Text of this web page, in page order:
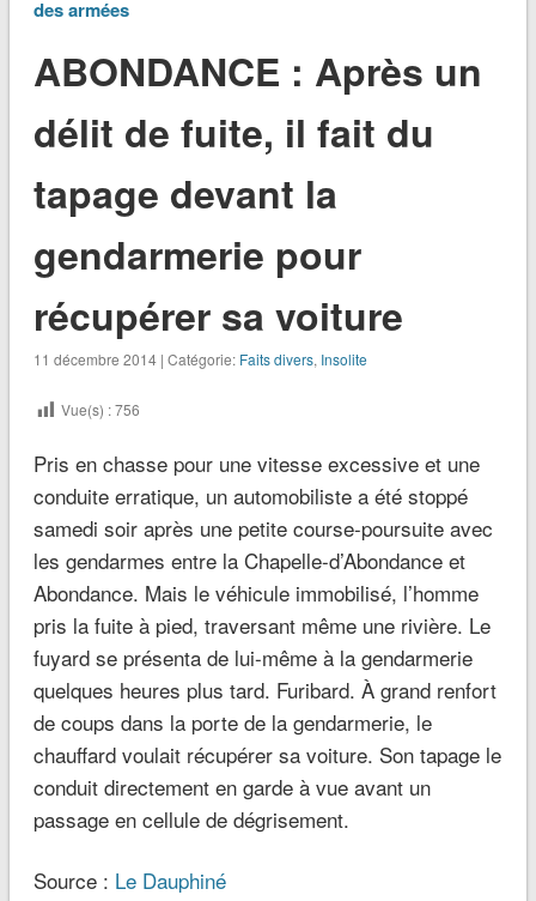
des armées
ABONDANCE : Après un
délit de fuite, il fait du
tapage devant la
gendarmerie pour
récupérer sa voiture
11 décembre 2014 | Catégorie: Faits divers, Insolite
Vue(s) :756
Pris en chasse pour une vitesse excessive et une
conduite erratique, un automobiliste a été stoppé
samedi soir après une petite course-poursuite avec
les gendarmes entre la Chapelle-d’Abondance et
Abondance. Mais le véhicule immobilisé, l’homme
pris la fuite à pied, traversant même une rivière. Le
fuyard se présenta de lui-même à la gendarmerie
quelques heures plus tard. Furibard. À grand renfort
de coups dans la porte de la gendarmerie, le
chauffard voulait récupérer sa voiture. Son tapage le
conduit directement en garde à vue avant un
passage en cellule de dégrisement.
Source : Le Dauphiné